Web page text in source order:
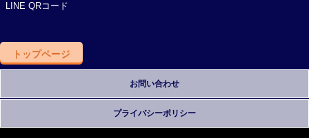
LINE QRコード
トップページ
お問い合わせ
プライバシーポリシー